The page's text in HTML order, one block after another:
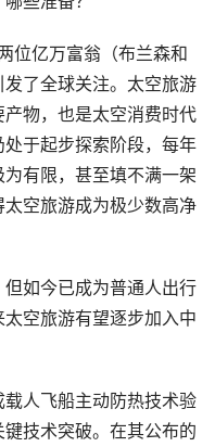
位亿万富翁（布兰森和
了全球关注。太空旅游
物，也是太空消费时代
于起步探索阶段，每年
有限，甚至填不满一架
空旅游成为极少数高净
如今已成为普通人出行
空旅游有望逐步加入中
人飞船主动防热技术验
技术突破。在其公布的